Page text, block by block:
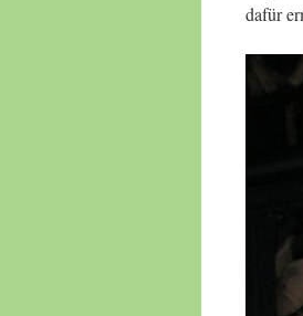
dafür